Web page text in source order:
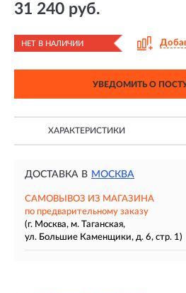
31 240 руб.
НЕТ В НАЛИЧИИ
УВЕДОМИТЬ О
ХАРАКТЕРИСТИКИ
ДОСТАВКА В МОСКВА
САМОВЫВОЗ ИЗ МАГАЗИНА
по предварительному заказу
(г. Москва, м. Таганская,
ул. Большие Каменщики, д. 6, стр. 1)